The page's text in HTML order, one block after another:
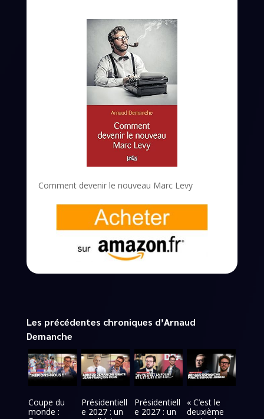
Comment devenir le nouveau Marc Levy
Les précédentes chroniques d’Arnaud
Demanche
Coupe du
monde :
Présidentiell
e 2027 : un
Présidentiell
e 2027 : un
« C’est le
deuxième